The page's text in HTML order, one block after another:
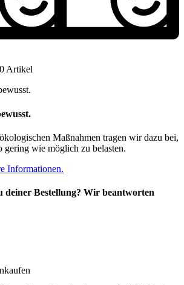
Artikel
Maßnahmen tragen wir dazu bei,
wie möglich zu belasten.
Informationen.
deiner Bestellung? Wir beantworten